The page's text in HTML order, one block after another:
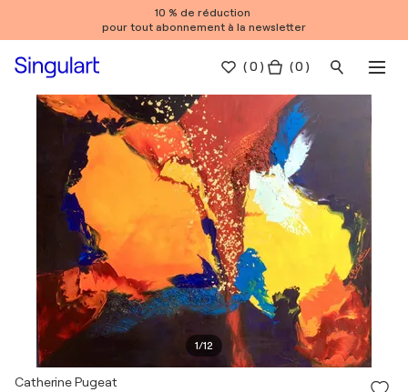
10 % de réduction
pour tout abonnement à la newsletter
(0 ) ( 0 )
1/12
Catherine Pugeat